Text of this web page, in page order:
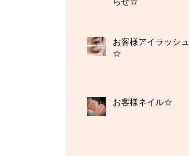
お客様アイラッシュ
☆
お客様ネイル☆